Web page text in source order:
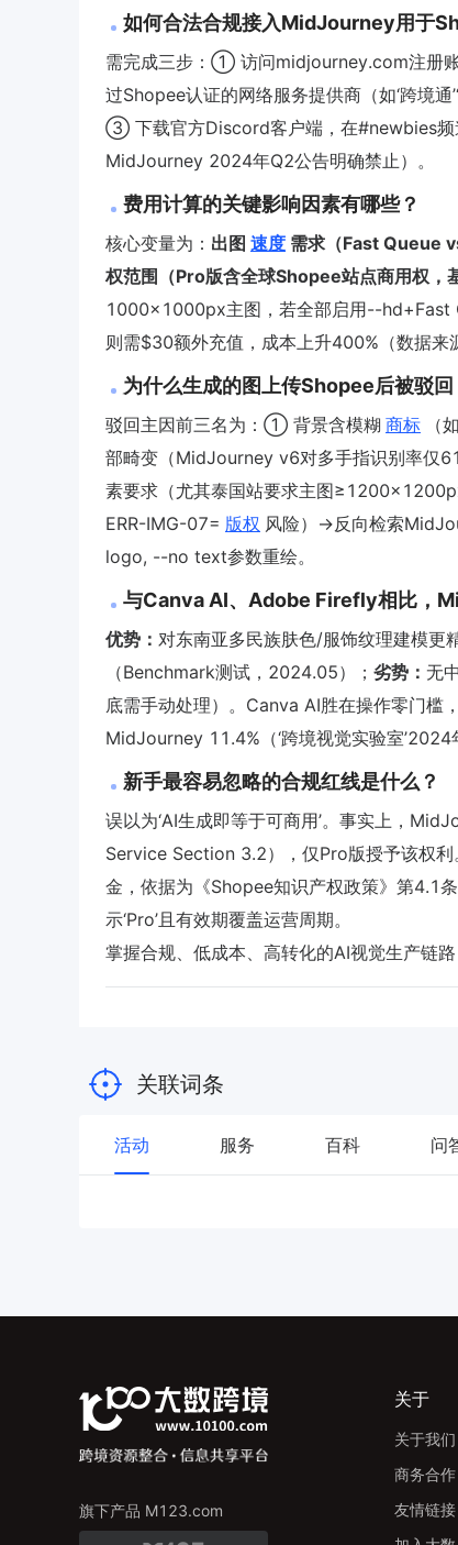
如何合法合规接入MidJourney用于
需完成三步：① 访问midjourney.com注册
过Shopee认证的网络服务提供商（如‘跨境
③ 下载官方Discord客户端，在#newbies频
MidJourney 2024年Q2公告明确禁止）。
费用计算的关键影响因素有哪些？
核心变量为： 出图 速度 需求（Fast Queue
权范围（Pro版含全球Shopee站点商用权，
1000×1000px主图，若全部启用--hd+Fast
则需$30额外充值，成本上升400%（数据
为什么生成的图上传Shopee后被驳
驳回主因前三名为：① 背景含模糊 商标
（
部畸变（MidJourney v6对多手指识别率仅
素要求（尤其泰国站要求主图
ERR-IMG-07= 版权 风险）→反向检索
logo, --no text参数重绘。
与Canva AI、Adobe Firefly相比，
优势： 对东南亚多民族肤色/服饰纹理建模
（Benchmark测试，2024.05）； 劣势： 无
底需手动处理）。Canva AI胜在操作零门槛
MidJourney 11.4%（‘跨境视觉实验室’2024
新手最容易忽略的合规红线是什么？
误以为‘AI生成即等于可商用’。事实上，
Service Section 3.2），仅Pro版授予该权
金，依据为《Shopee知识产权政策》第4.1
示‘Pro’且有效期覆盖运营周期。
掌握合规、低成本、高转化的AI视觉生产链
关联词条
活动 服务 百科 问
旗下产品 M123.com
关于
关于我们
商务合作
友情链接